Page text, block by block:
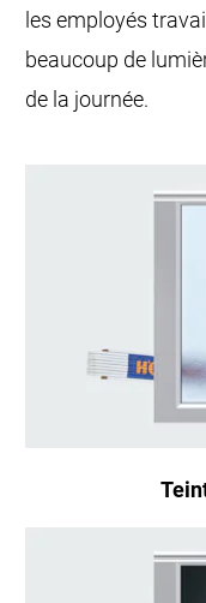
les employés
beaucoup de
de la journée.